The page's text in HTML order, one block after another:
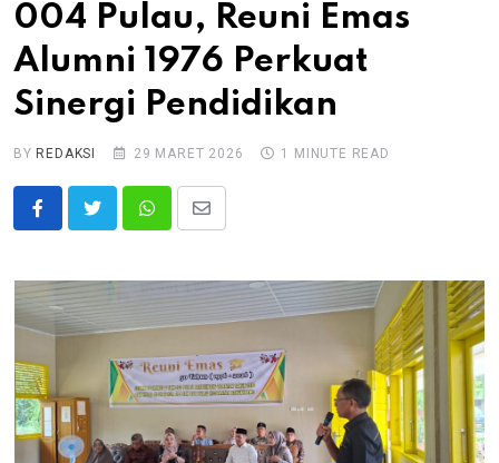
004 Pulau, Reuni Emas
Alumni 1976 Perkuat
Sinergi Pendidikan
BY REDAKSI 29 MARET 2026 1 MINUTE READ
WhatsappShare
Email